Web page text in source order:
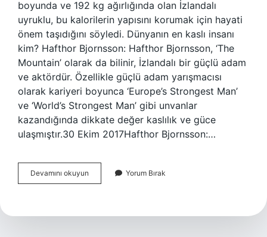
boyunda ve 192 kg ağırlığında olan İzlandalı
uyruklu, bu kalorilerin yapısını korumak için hayati
önem taşıdığını söyledi. Dünyanın en kaslı insanı
kim? Hafthor Bjornsson: Hafthor Bjornsson, ‘The
Mountain’ olarak da bilinir, İzlandalı bir güçlü adam
ve aktördür. Özellikle güçlü adam yarışmacısı
olarak kariyeri boyunca ‘Europe’s Strongest Man’
ve ‘World’s Strongest Man’ gibi unvanlar
kazandığında dikkate değer kaslılık ve güce
ulaşmıştır.30 Ekim 2017Hafthor Bjornsson:…
Devamını okuyun Dünyanın
En
Kim
Yorum Bırak